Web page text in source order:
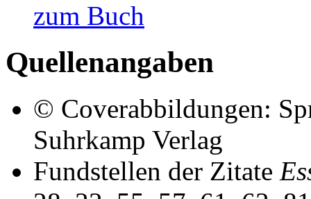
zum Buch
Quellenangaben
© Coverabbildungen:
Suhrkamp Verlag
Fundstellen der Zitate